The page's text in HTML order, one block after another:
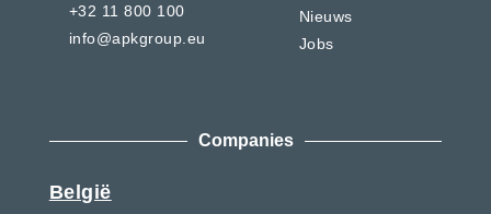
+32 11 800 100
info@apkgroup.eu
Nieuws
Jobs
Companies
België